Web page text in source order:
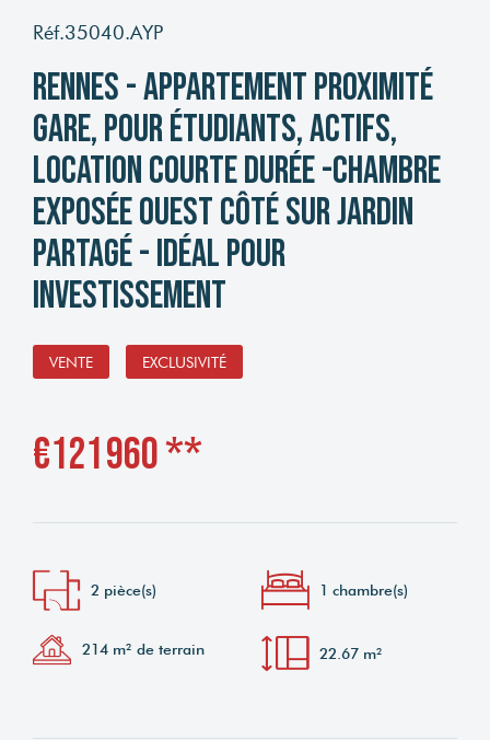
Réf.35040.AYP
RENNES - Appartement proximité
Gare, pour étudiants, actifs,
location courte durée -chambre
exposée Ouest côté sur jardin
partagé - idéal pour
investissement
VENTE EXCLUSIVITÉ
€121 960**
2 pièce(s) 1 chambre(s)
214 m² de terrain 22.67 m²